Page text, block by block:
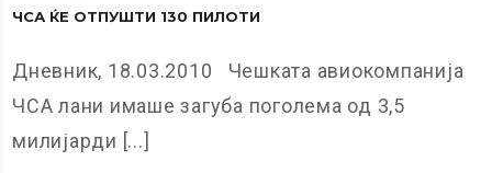
ЧСА ЌЕ ОТПУШТИ 130 ПИЛОТИ
Дневник, 18.03.2010 Чешката авиокомпанија
ЧСА лани имаше загуба поголема од 3,5
милијарди [...]